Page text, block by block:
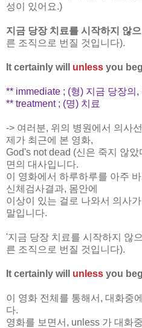
성이 있어요.)
지금 당장 치료를 시작하지 않
른 조직으로 번질 것입니다).
It certainly will unless you
** immediate ; (형) 지금 당장의,
** treatment ; (명) 치료
-> 여러분, 위의 병원에서 의사
제가 최근에 본 영화,
God's not dead (신은 죽지 않
면의 대사입니다.
이 영화에서 하루하루를 아주 바
신체검사결과, 몸안에
이상이 있는 걸로 나와서 의사
말입니다.
'지금 당장 치료를 시작하지 않
른 조직으로 번질 것입니다).
It certainly will unless you
이 영화 전체를 통해서, 대화중에
다.
영화를 보면서, unless 가 대화